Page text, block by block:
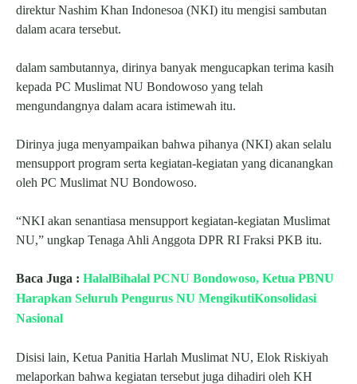
direktur Nashim Khan Indonesoa (NKI) itu mengisi sambutan
dalam acara tersebut.
dalam sambutannya, dirinya banyak mengucapkan terima kasih
kepada PC Muslimat NU Bondowoso yang telah
mengundangnya dalam acara istimewah itu.
Dirinya juga menyampaikan bahwa pihanya (NKI) akan selalu
mensupport program serta kegiatan-kegiatan yang dicanangkan
oleh PC Muslimat NU Bondowoso.
“NKI akan senantiasa mensupport kegiatan-kegiatan Muslimat
NU,” ungkap Tenaga Ahli Anggota DPR RI Fraksi PKB itu.
Baca Juga : HalalBihalal PCNU Bondowoso, Ketua PBNU
Harapkan Seluruh Pengurus NU MengikutiKonsolidasi
Nasional
Disisi lain, Ketua Panitia Harlah Muslimat NU, Elok Riskiyah
melaporkan bahwa kegiatan tersebut juga dihadiri oleh KH